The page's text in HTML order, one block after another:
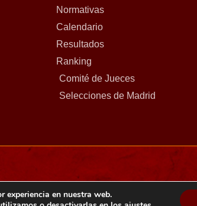
Normativas
Calendario
Resultados
Ranking
Comité de Jueces
Selecciones de Madrid
experiencia en nuestra web.